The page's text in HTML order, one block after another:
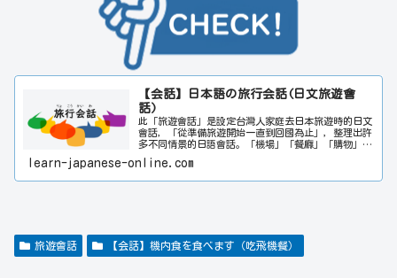
【会話】日本語の旅行会話(日文旅遊會
話)
此「旅遊會話」是設定台灣人家庭去日本旅遊時的日文
會話，「從準備旅遊開始一直到回國為止」，整理出許
多不同情景的日語會話。「機場」「餐廳」「購物」
中可能會用到的日文會話。希望透過此網站對日文學習
learn-japanese-online.com
旅遊會話 【会話】機内食を食べます（吃飛機餐）